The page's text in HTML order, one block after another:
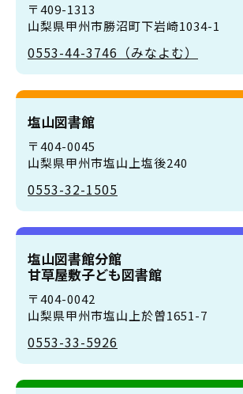
〒409-1313
山梨県甲州市勝沼町下岩崎1034-1
0553-44-3746（みなよむ）
塩山図書館
〒404-0045
山梨県甲州市塩山上塩後240
0553-32-1505
塩山図書館分館
甘草屋敷子ども図書館
〒404-0042
山梨県甲州市塩山上於曽1651-7
0553-33-5926